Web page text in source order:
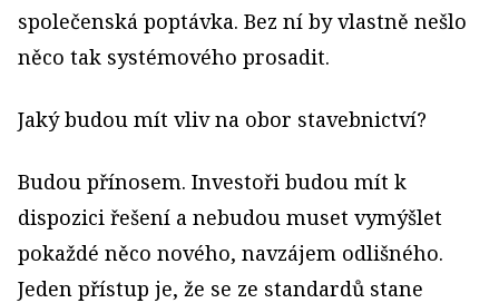
společenská poptávka. Bez ní by vlastně nešlo
něco tak systémového prosadit.
Jaký budou mít vliv na obor stavebnictví?
Budou přínosem. Investoři budou mít k
dispozici řešení a nebudou muset vymýšlet
pokaždé něco nového, navzájem odlišného.
Jeden přístup je, že se ze standardů stane